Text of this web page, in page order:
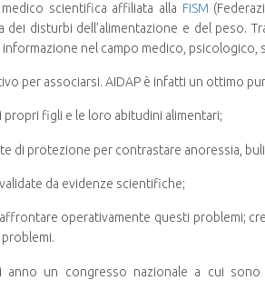
scientifica affiliata alla FISM
dei disturbi dell’alimentazione e del peso.
nel campo medico, psicologico,
per associarsi. AIDAP è infatti un ottimo
figli e le loro abitudini alimentari;
di protezione per contrastare anoressia,
da evidenze scientifiche;
operativamente questi problemi;
anno un congresso nazionale a cui